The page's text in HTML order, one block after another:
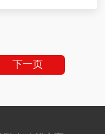
下一页